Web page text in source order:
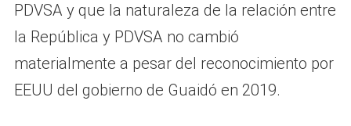
PDVSA y que la naturaleza de la relación entre
la República y PDVSA no cambió
materialmente a pesar del reconocimiento por
EEUU del gobierno de Guaidó en 2019.